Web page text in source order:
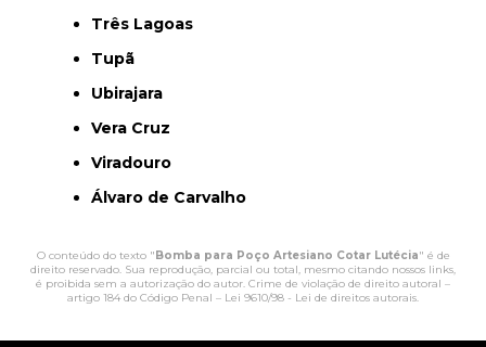
Três Lagoas
Tupã
Ubirajara
Vera Cruz
Viradouro
Álvaro de Carvalho
O conteúdo do texto "Bomba para Poço Artesiano Cotar Lutécia" é de
direito reservado. Sua reprodução, parcial ou total, mesmo citando nossos links,
é proibida sem a autorização do autor. Crime de violação de direito autoral –
artigo 184 do Código Penal – Lei 9610/98 - Lei de direitos autorais